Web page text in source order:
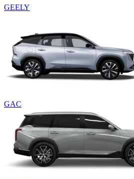
GEELY
GAC